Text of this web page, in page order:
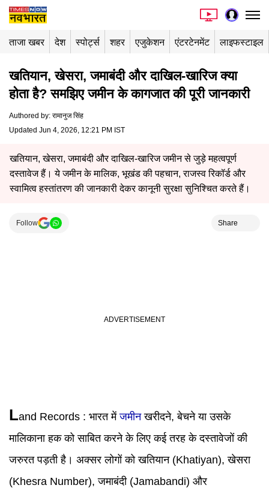
ताजा खबर देश स्पोर्ट्स शहर एजुकेशन एंटरटेनमेंट लाइफस्टाइल
खतियान, खेसरा, जमाबंदी और दाखिल-खारिज क्या
होता है? समझिए जमीन के कागजात की पूरी जानकारी
Authored by: रामानुज सिंह
Updated Jun 4, 2026, 12:21 PM IST
खतियान, खेसरा, जमाबंदी और दाखिल-खारिज जमीन से जुड़े महत्वपूर्ण
दस्तावेज हैं। ये जमीन के मालिक, भूखंड की पहचान, राजस्व रिकॉर्ड और
स्वामित्व हस्तांतरण की जानकारी देकर कानूनी सुरक्षा सुनिश्चित करते हैं।
Follow Share
Land Records : भारत मेंजमीनखरीदने, बेचने या उसके
मालिकाना हक को साबित करने के लिए कई तरह के दस्तावेजों की
जरुरत पड़ती है। अक्सर लोगों को खतियान (Khatiyan), खेसरा
(Khesra Number), जमाबंदी (Jamabandi) और